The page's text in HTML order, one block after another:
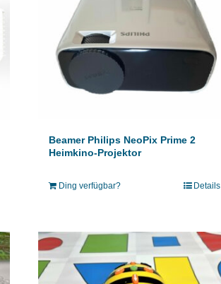
Beamer Philips NeoPix Prime 2
Heimkino-Projektor
Ding verfügbar? Details